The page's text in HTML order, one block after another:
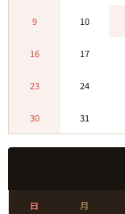
9 10
16 17
23 24
30 31
日 月